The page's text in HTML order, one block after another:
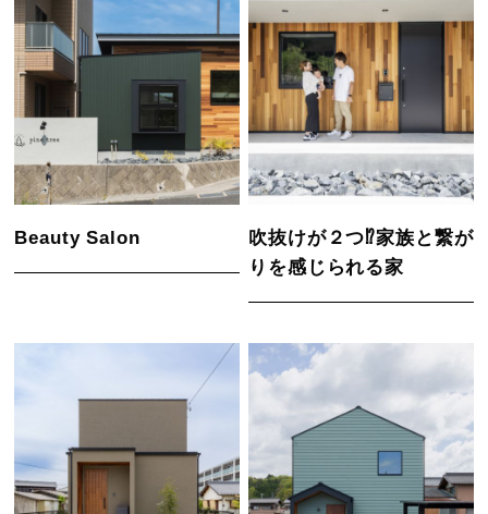
Beauty Salon
吹抜けが２つ⁉家族と繋が
りを感じられる家